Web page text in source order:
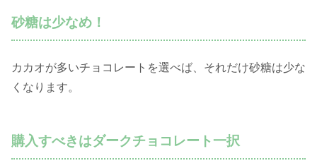
砂糖は少なめ！
カカオが多いチョコレートを選べば、それだけ砂糖は少な
くなります。
購入すべきはダークチョコレート一択